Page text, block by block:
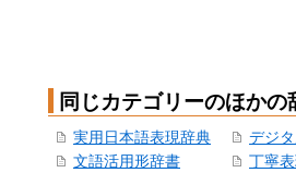
同じカテゴリーのほかの
実用日本語表現辞典
文語活用形辞書
デジ
丁寧